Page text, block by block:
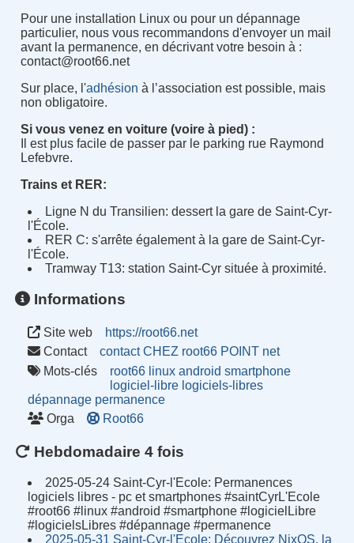
Pour une installation Linux ou pour un dépannage
particulier, nous vous recommandons d'envoyer un mail
avant la permanence, en décrivant votre besoin à :
contact@root66.net
Sur place, l'adhésion à l’association est possible, mais
non obligatoire.
Si vous venez en voiture (voire à pied) :
Il est plus facile de passer par le parking rue Raymond
Lefebvre.
Trains et RER:
Ligne N du Transilien: dessert la gare de Saint-Cyr-
l'École.
RER C: s'arrête également à la gare de Saint-Cyr-
l'École.
Tramway T13: station Saint-Cyr située à proximité.
Informations
Site web
https://root66.net
Contact
contact CHEZ root66 POINT net
Mots-clés
root66 linux android smartphone
logiciel-libre logiciels-libres
dépannage permanence
Orga
Root66
Hebdomadaire 4 fois
2025-05-24 Saint-Cyr-l'Ecole: Permanences
logiciels libres - pc et smartphones #saintCyrL'Ecole
#root66 #linux #android #smartphone #logicielLibre
#logicielsLibres #dépannage #permanence
2025-05-31 Saint-Cyr-l'Ecole: Découvrez NixOS, la